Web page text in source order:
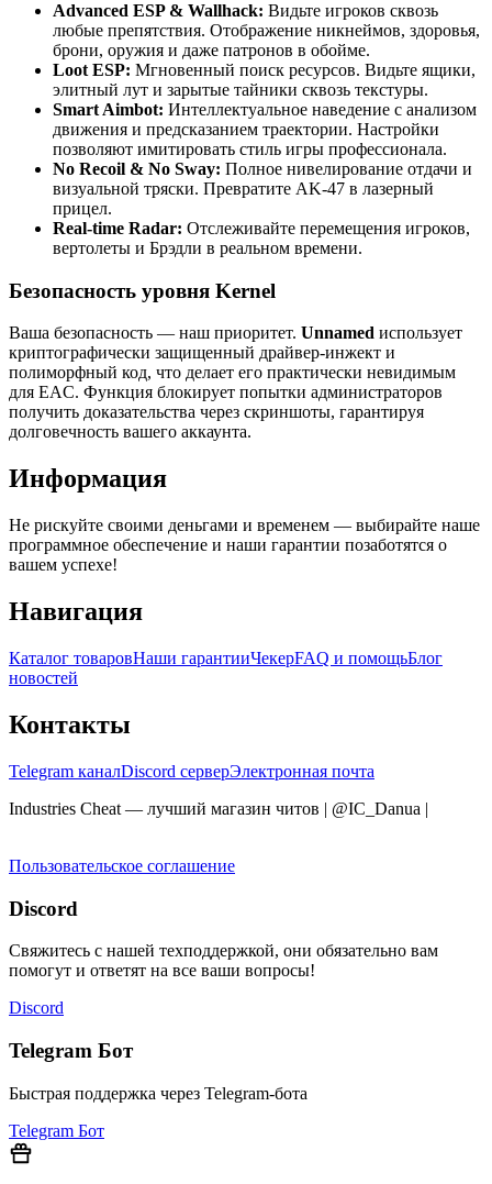
Advanced ESP & Wallhack: Видьте игроков сквозь
любые препятствия. Отображение никнеймов, здоровья,
брони, оружия и даже патронов в обойме.
Loot ESP: Мгновенный поиск ресурсов. Видьте ящики,
элитный лут и зарытые тайники сквозь текстуры.
Smart Aimbot: Интеллектуальное наведение с анализом
движения и предсказанием траектории. Настройки
позволяют имитировать стиль игры профессионала.
No Recoil & No Sway: Полное нивелирование отдачи и
визуальной тряски. Превратите AK-47 в лазерный
прицел.
Real-time Radar: Отслеживайте перемещения игроков,
вертолеты и Брэдли в реальном времени.
Безопасность уровня Kernel
Ваша безопасность — наш приоритет. Unnamed использует
криптографически защищенный драйвер-инжект и
полиморфный код, что делает его практически невидимым
для EAC. Функция блокирует попытки администраторов
получить доказательства через скриншоты, гарантируя
долговечность вашего аккаунта.
Информация
Не рискуйте своими деньгами и временем — выбирайте наше
программное обеспечение и наши гарантии позаботятся о
вашем успехе!
Навигация
Каталог товаровНаши гарантииЧекерFAQ и помощьБлог
новостей
Контакты
Telegram каналDiscord серверЭлектронная почта
Industries Cheat — лучший магазин читов | @IC_Danua |
Пользовательское соглашение
Discord
Свяжитесь с нашей техподдержкой, они обязательно вам
помогут и ответят на все ваши вопросы!
Discord
Telegram Бот
Быстрая поддержка через Telegram-бота
Telegram Бот